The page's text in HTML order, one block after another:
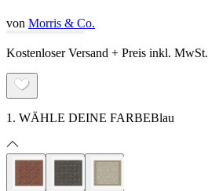
von Morris & Co.
Kostenloser Versand + Preis inkl. MwSt.
1. WÄHLE DEINE FARBEBlau